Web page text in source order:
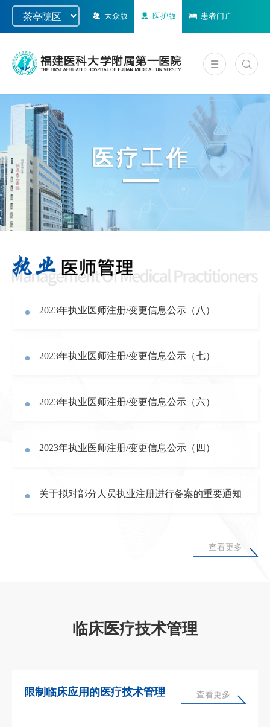
大众版 医护版 患者门户
医疗工作
查看更多
2023年执业医师注册/变更信息公示（八）
2023年执业医师注册/变更信息公示（七）
2023年执业医师注册/变更信息公示（六）
2023年执业医师注册/变更信息公示（四）
关于拟对部分人员执业注册进行备案的重要通知
临床医疗技术管理
限制临床应用的医疗技术管理 查看更多